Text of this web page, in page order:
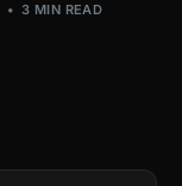
3 MIN READ